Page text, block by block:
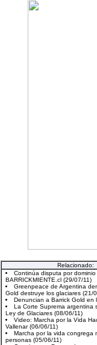
Relacionado: